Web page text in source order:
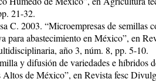
21-32.
C. 2003. “Microempresas de semillas
para abastecimiento en México”, en
año 3, núm. 8, pp. 5-10.
y difusión de variedades e híbridos
Altos de México”, en Revista fesc